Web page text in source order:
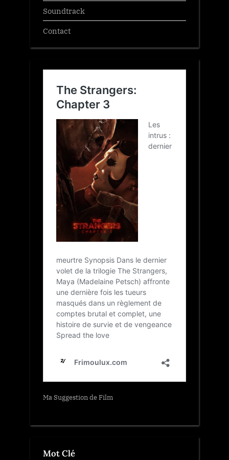
Soundtrack
Contact
Ma Suggestion de Film
Mot Clé